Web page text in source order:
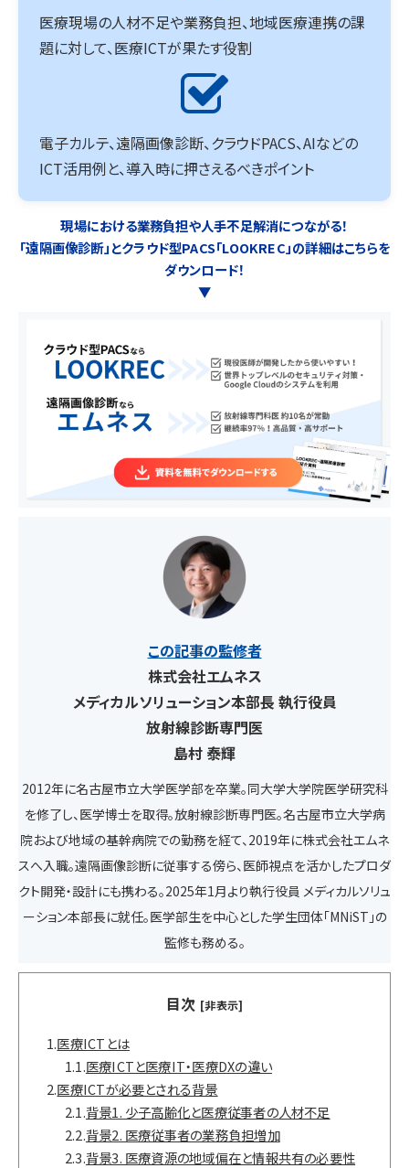
医療現場の人材不足や業務負担、地域医療連携の課
題に対して、医療ICTが果たす役割
電子カルテ、遠隔画像診断、クラウドPACS、AIなどの
ICT活用例と、導入時に押さえるべきポイント
現場における業務負担や人手不足解消につながる！
「遠隔画像診断」とクラウド型PACS「LOOKREC」の詳細はこちらを
ダウンロード！
▼
この記事の監修者
株式会社エムネス
メディカルソリューション本部長 執行役員
放射線診断専門医
島村 泰輝
2012年に名古屋市立大学医学部を卒業。同大学大学院医学研究科
を修了し、医学博士を取得。放射線診断専門医。名古屋市立大学病
院および地域の基幹病院での勤務を経て、2019年に株式会社エムネ
スへ入職。遠隔画像診断に従事する傍ら、医師視点を活かしたプロダ
クト開発・設計にも携わる。2025年1月より執行役員 メディカルソリュ
ーション本部長に就任。医学部生を中心とした学生団体「MNiST」の
監修も務める。
目次 [非表示]
1.医療ICTとは
1.1.医療ICTと医療IT・医療DXの違い
2.医療ICTが必要とされる背景
2.1.背景1. 少子高齢化と医療従事者の人材不足
2.2.背景2. 医療従事者の業務負担増加
2.3.背景3. 医療資源の地域偏在と情報共有の必要性